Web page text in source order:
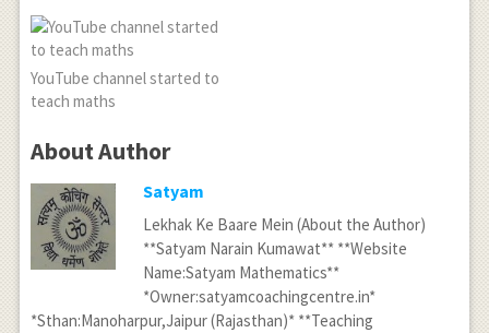
YouTube channel started to
teach maths
About Author
Satyam
Lekhak Ke Baare Mein (About the Author)
**Satyam Narain Kumawat** **Website
Name:Satyam Mathematics**
*Owner:satyamcoachingcentre.in*
*Sthan:Manoharpur,Jaipur (Rajasthan)* **Teaching